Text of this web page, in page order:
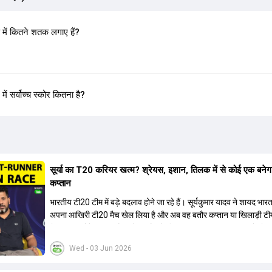
कितने शतक लगाए हैं?
स्कोर कितना है?
Wed - 03 Jun 2026
सूर्या का T20 करियर खत्म? श्रेयस, इशान, तिलक में से कोई एक
कप्तान
भारतीय टी20 टीम में बड़े बदलाव होने जा रहे हैं। सूर्यकुमार यादव ने शायद
अपना आखिरी टी20 मैच खेल लिया है और अब वह बतौर कप्तान या खिलाड़ी
की तलाश जारी है। इस रेस में श्रेयस अय्यर सबसे आगे चल रहे हैं। उनके
किशन और तिलक वर्मा भी कप्तानी के दावेदार हैं। अक्षर पटेल इस रेस में काफी